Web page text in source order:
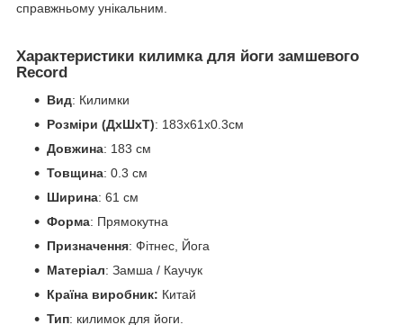
справжньому унікальним.
Характеристики килимка для йоги замшевого
Record
Вид: Килимки
Розміри (ДхШхТ): 183x61x0.3см
Довжина: 183 см
Товщина: 0.3 см
Ширина: 61 см
Форма: Прямокутна
Призначення: Фітнес, Йога
Матеріал: Замша / Каучук
Країна виробник: Китай
Тип: килимок для йоги.